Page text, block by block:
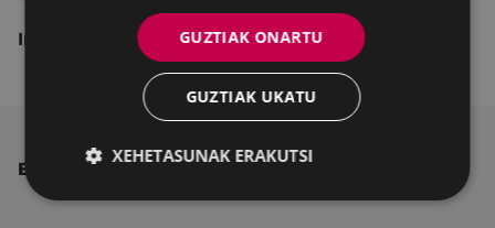
Informazio gehiago: 943 708 435 telefonoan
BESTE ALBISTE BATZUK
GUZTIAK ONARTU
GUZTIAK UKATU
XEHETASUNAK ERAKUTSI